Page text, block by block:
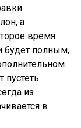
а
время
будет полным,
пустеть
из
в